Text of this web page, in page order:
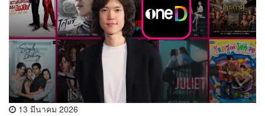
13 มีนาคม 2026